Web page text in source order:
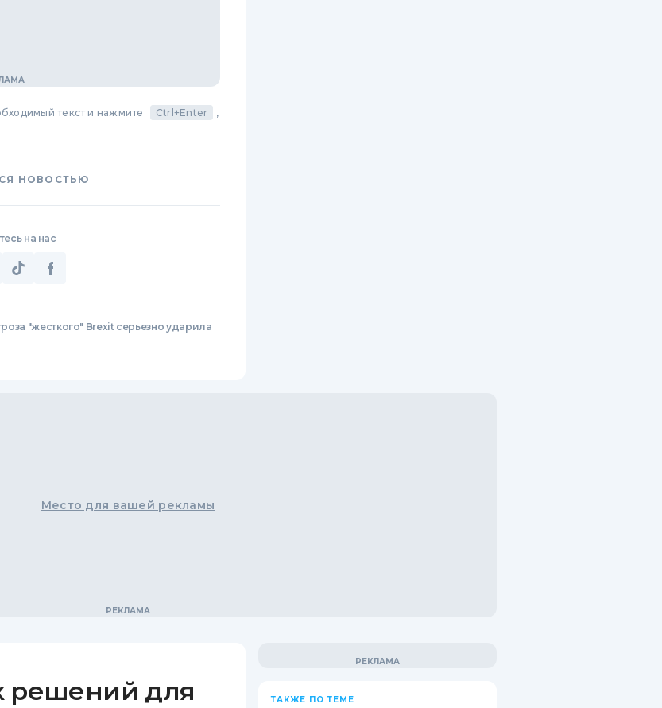
текст и нажмите Ctrl+Enter
,
НОВОСТЬЮ
на нас
"жесткого" Brexit серьезно ударила
Место для вашей рекламы
решений для
ТАКЖЕ ПО ТЕМЕ